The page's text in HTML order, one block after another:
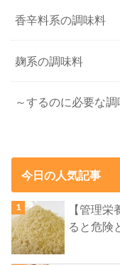
香辛料系の調味料
麹系の調味料
～するのに必要な調
今日の人気記事
【管理
ると危険